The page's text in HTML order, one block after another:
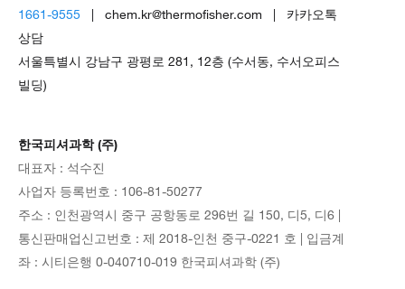
1661-9555 | chem.kr@thermofisher.com | 카카오톡
상담
서울특별시 강남구 광평로 281, 12층 (수서동, 수서오피스
빌딩)
한국피셔과학 (주)
대표자 : 석수진
사업자 등록번호 : 106-81-50277
주소 : 인천광역시 중구 공항동로 296번 길 150, 디5, 디6 |
통신판매업신고번호 : 제 2018-인천 중구-0221 호 | 입금계
좌 : 시티은행 0-040710-019 한국피셔과학 (주)